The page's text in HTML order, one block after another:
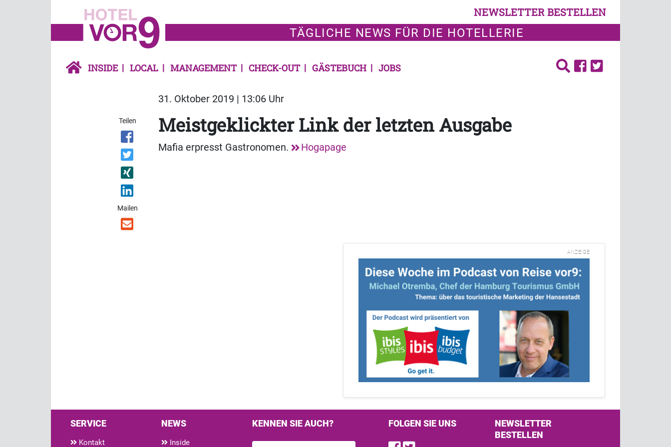
NEWSLETTER BESTELLEN
TÄGLICHE NEWS FÜR DIE HOTELLERIE
INSIDE LOCAL MANAGEMENT CHECK-OUT GÄSTEBUCH JOBS
31. Oktober 2019 | 13:06 Uhr
Teilen
Mailen
Meistgeklickter Link der letzten Ausgabe
Mafia erpresst Gastronomen. Hogapage
ANZEIGE
SERVICE
Kontakt
NEWS
Inside
KENNEN SIE AUCH? FOLGEN SIE UNS
NEWSLETTER
BESTELLEN